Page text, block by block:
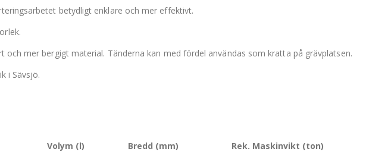
betydligt enklare och mer effektivt.
och mer bergigt material. Tänderna kan med fördel användas som kratta på grävplatsen.
i Sävsjö.
Volym (l) Bredd (mm) Rek. Maskinvikt (ton)